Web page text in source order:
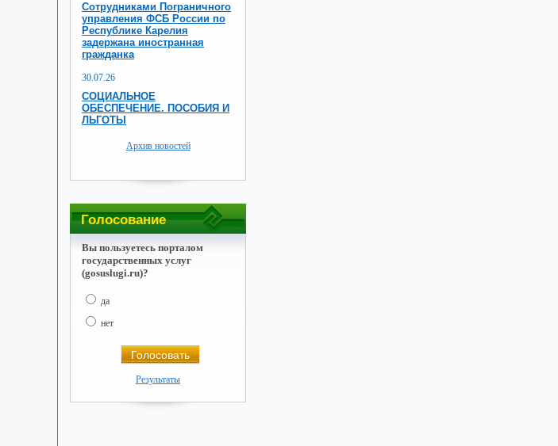
Сотрудниками Пограничного
управления ФСБ России по
Республике Карелия
задержана иностранная
гражданка
30.07.26
СОЦИАЛЬНОЕ
ОБЕСПЕЧЕНИЕ. ПОСОБИЯ И
ЛЬГОТЫ
Архив новостей
Голосование
Вы пользуетесь порталом
государственных услуг
(gosuslugi.ru)?
да
нет
Результаты